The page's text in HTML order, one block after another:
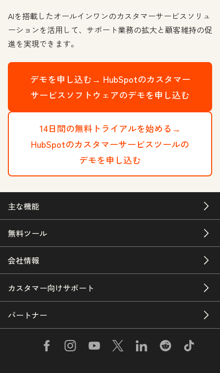
AIを搭載したオールインワンのカスタマーサービスソリュ
ーションを活用して、サポート業務の拡大と顧客維持の促
進を実現できます。
デモを申し込む→ HubSpotのカスタマー
サービスソフトウェアのデモを申し込む
14日間の無料トライアルを始める→
HubSpotのカスタマーサービスツールの
デモを申し込む
主な機能
無料ツール
会社情報
カスタマー向けサポート
パートナー